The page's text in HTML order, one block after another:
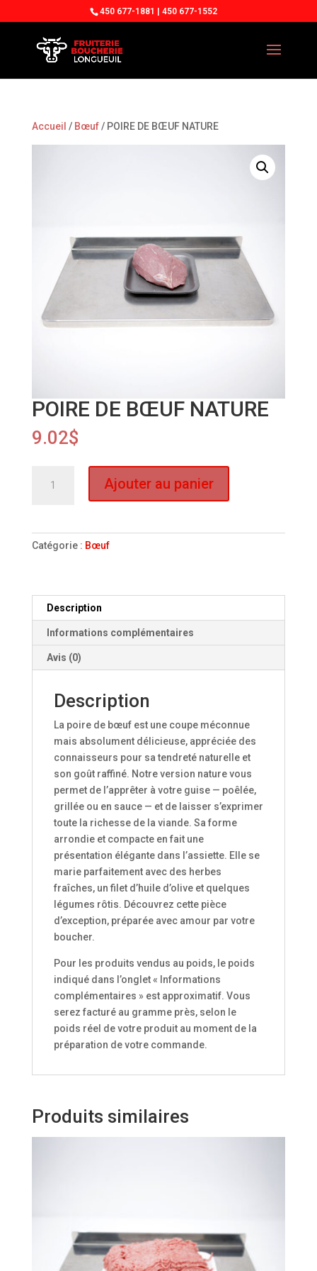
450 677-1881 | 450 677-1552
Accueil / Bœuf/ POIRE DE BŒUF NATURE
POIRE DE BŒUF NATURE
9.02$
BŒUF
NATURE
Ajouter au panier
Catégorie : Bœuf
Description
Informations complémentaires
Avis (0)
Description
La poire de bœuf est une coupe méconnue
mais absolument délicieuse, appréciée des
connaisseurs pour sa tendreté naturelle et
son goût raffiné. Notre version nature vous
permet de l’apprêter à votre guise — poêlée,
grillée ou en sauce — et de laisser s’exprimer
toute la richesse de la viande. Sa forme
arrondie et compacte en fait une
présentation élégante dans l’assiette. Elle se
marie parfaitement avec des herbes
fraîches, un filet d’huile d’olive et quelques
légumes rôtis. Découvrez cette pièce
d’exception, préparée avec amour par votre
boucher.
Pour les produits vendus au poids, le poids
indiqué dans l’onglet « Informations
complémentaires » est approximatif. Vous
serez facturé au gramme près, selon le
poids réel de votre produit au moment de la
préparation de votre commande.
Produits similaires